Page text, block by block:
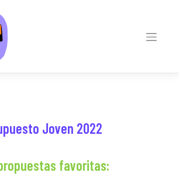
Joven 2022
favoritas: